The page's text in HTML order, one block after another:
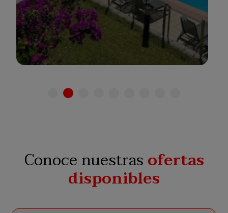
Ver hotel
Conoce nuestrasofertas
disponibles